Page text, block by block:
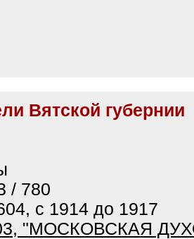
Вятской губернии
/ 780
с 1914 до 1917
"МОСКОВСКАЯ